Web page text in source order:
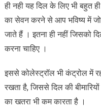
ही नही यह दिल के लिए भी बहुत
का सेवन करने से आप भविष्य में
जाते हैं । इतना ही नहीं जिसको
करना चाहिए ।
इससे कोलेस्ट्रॉल भी कंट्रोल में
रखता है, जिससे दिल की
का खतरा भी कम कारता है ।